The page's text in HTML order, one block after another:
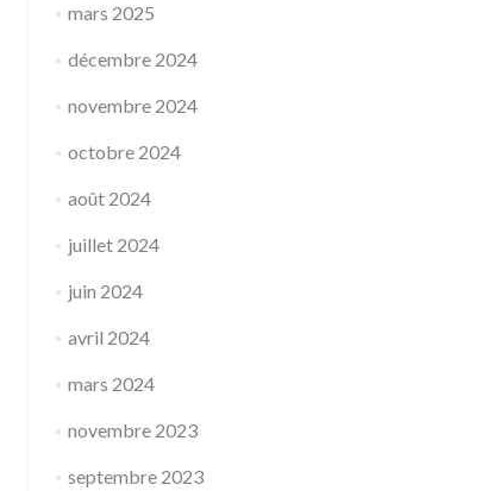
mars 2025
décembre 2024
novembre 2024
octobre 2024
août 2024
juillet 2024
juin 2024
avril 2024
mars 2024
novembre 2023
septembre 2023